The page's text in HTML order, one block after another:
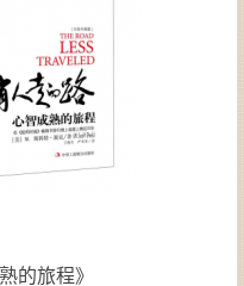
的旅程》